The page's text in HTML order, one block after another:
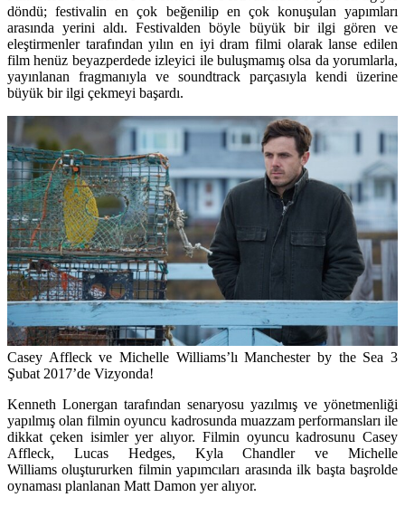
döndü; festivalin en çok beğenilip en çok konuşulan yapımları
arasında yerini aldı. Festivalden böyle büyük bir ilgi gören ve
eleştirmenler tarafından yılın en iyi dram filmi olarak lanse edilen
film henüz beyazperdede izleyici ile buluşmamış olsa da yorumlarla,
yayınlanan fragmanıyla ve soundtrack parçasıyla kendi üzerine
büyük bir ilgi çekmeyi başardı.
Casey Affleck ve Michelle Williams’lı Manchester by the Sea 3
Şubat 2017’de Vizyonda!
Kenneth Lonergan tarafından senaryosu yazılmış ve yönetmenliği
yapılmış olan filmin oyuncu kadrosunda muazzam performansları ile
dikkat çeken isimler yer alıyor. Filmin oyuncu kadrosunu Casey
Affleck, Lucas Hedges, Kyla Chandlerve Michelle
Williamsoluştururken filmin yapımcıları arasında ilk başta başrolde
oynaması planlanan Matt Damon yer alıyor.